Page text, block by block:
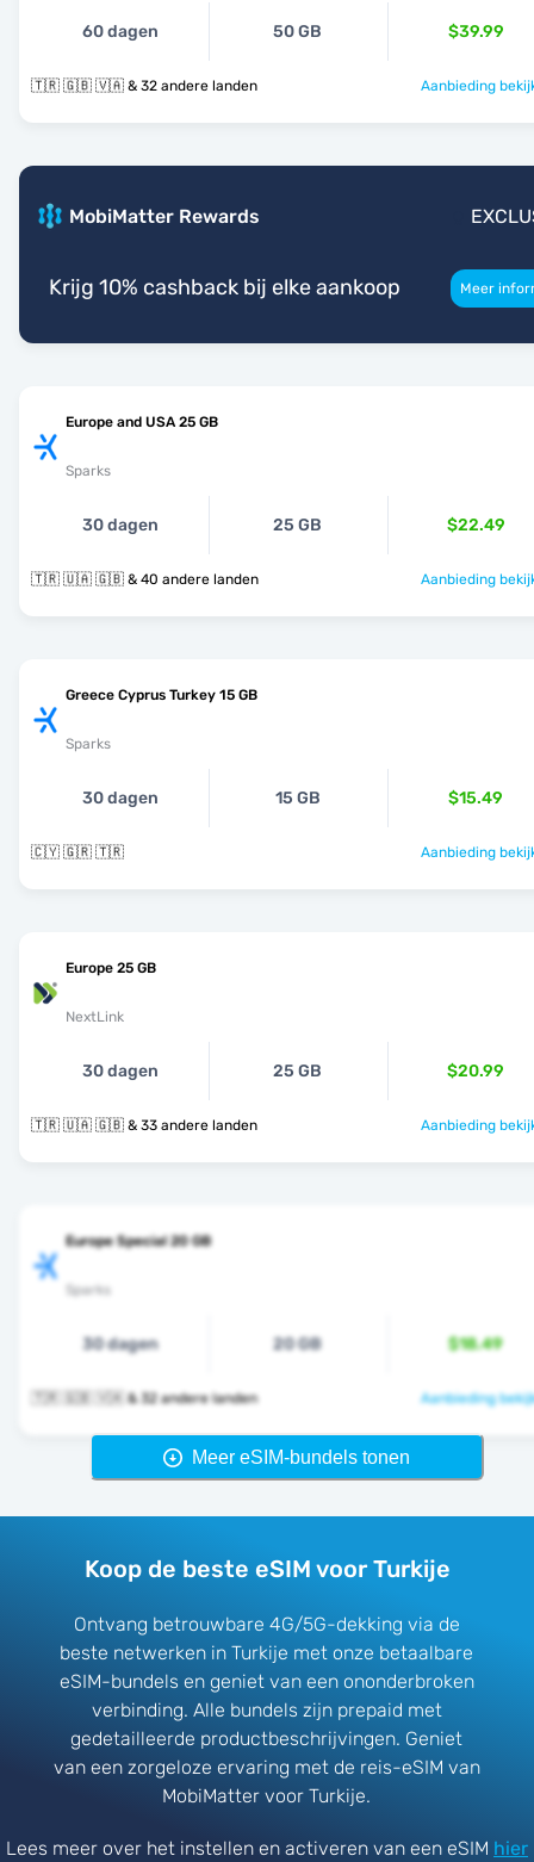
60 dagen 50 GB $39.99
🇹🇷 🇬🇧 🇻🇦 & 32 andere landen Aanbieding
MobiMatter Rewards
Krijg 10% cashback bij elke aankoop Meer
Europe and USA 25 GB
Sparks
30 dagen 25 GB $22.49
🇹🇷 🇺🇦 🇬🇧 & 40 andere landen Aanbieding
Greece Cyprus Turkey 15 GB
Sparks
30 dagen 15 GB $15.49
🇨🇾 🇬🇷 🇹🇷 Aanbieding
Europe 25 GB
NextLink
30 dagen 25 GB $20.99
🇹🇷 🇺🇦 🇬🇧 & 33 andere landen Aanbieding
Europe Special 20 GB
Sparks
30 dagen 20 GB $18.49
🇹🇷 🇬🇧 🇻🇦 & 32 andere landen Aanbieding
Meer eSIM-bundels tonen
Koop de beste eSIM voor Turkije
Ontvang betrouwbare 4G/5G-dekking via de
beste netwerken in Turkije met onze betaalbare
eSIM-bundels en geniet van een ononderbroken
verbinding. Alle bundels zijn prepaid met
gedetailleerde productbeschrijvingen. Geniet
van een zorgeloze ervaring met de reis-eSIM van
MobiMatter voor Turkije.
Lees meer over het instellen en activeren van een eSIM hier